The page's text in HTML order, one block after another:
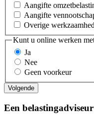
Aangifte
Aangifte
Overige
Kunt u online werken
Ja
Nee
Geen voorkeur
Een